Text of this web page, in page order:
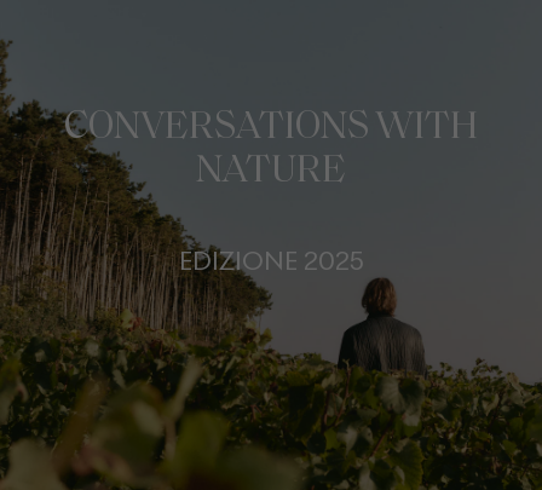
CONVERSATIONS WITH
NATURE
EDIZIONE 2025